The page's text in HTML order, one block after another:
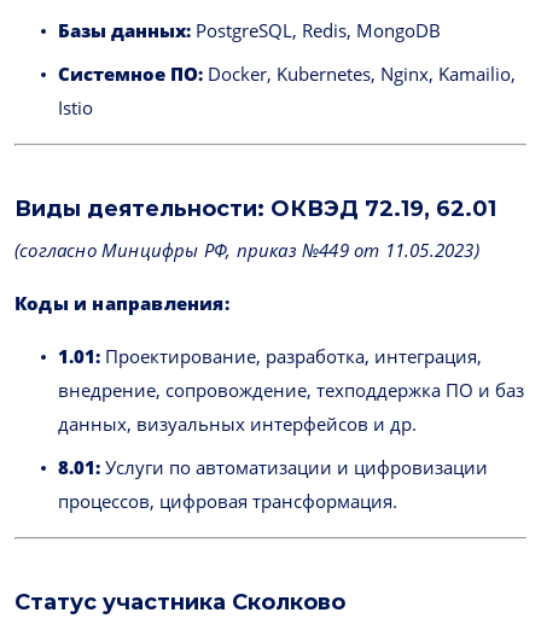
Базы данных: PostgreSQL, Redis, MongoDB
Системное ПО: Docker, Kubernetes, Nginx, Kamailio,
Istio
Виды деятельности: ОКВЭД 72.19, 62.01
(согласно Минцифры РФ, приказ №449 от 11.05.2023)
Коды и направления:
1.01: Проектирование, разработка, интеграция,
внедрение, сопровождение, техподдержка ПО и баз
данных, визуальных интерфейсов и др.
8.01: Услуги по автоматизации и цифровизации
процессов, цифровая трансформация.
Статус участника Сколково